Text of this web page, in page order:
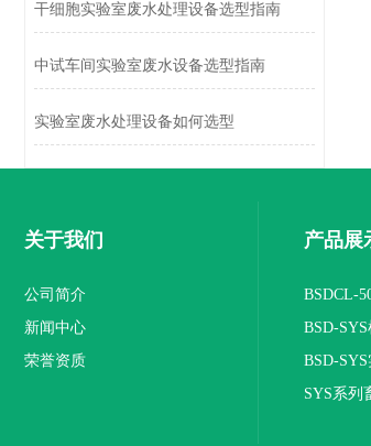
干细胞实验室废水处理设备选型指南
中试车间实验室废水设备选型指南
实验室废水处理设备如何选型
关于我们
公司简介
新闻中心
荣誉资质
产品展
BSDCL-
BSD-
设备
BSD-
SYS系列